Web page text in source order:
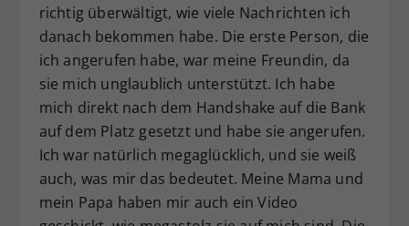
richtig überwältigt, wie viele Nachrichten ich
danach bekommen habe. Die erste Person, die
ich angerufen habe, war meine Freundin, da
sie mich unglaublich unterstützt. Ich habe
mich direkt nach dem Handshake auf die Bank
auf dem Platz gesetzt und habe sie angerufen.
Ich war natürlich megaglücklich, und sie weiß
auch, was mir das bedeutet. Meine Mama und
mein Papa haben mir auch ein Video